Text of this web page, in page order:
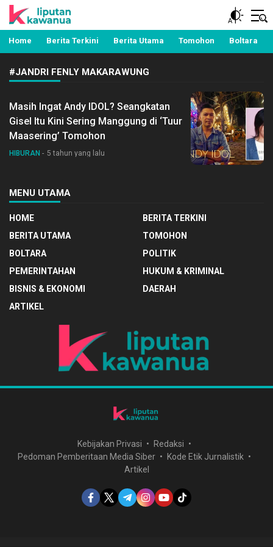
Liputan Kawanua
Berita Manado, Sulawesi Utara, Kawanua, Politik,
Pemerintahan, Hukum Kriminal dan Nasional
Home Berita Terkini Berita Utama Tomohon Boltara
#JANDRI FENLY MAKARAWUNG
Masih Ingat Andy IDOL? Seangkatan
Gisel Itu Kini Sering Manggung di ‘Tuur
Maasering’ Tomohon
HIBURAN 5 tahun yang lalu
MENU UTAMA
HOME
BERITA TERKINI
BERITA UTAMA
TOMOHON
BOLTARA
POLITIK
PEMERINTAHAN
HUKUM & KRIMINAL
BISNIS & EKONOMI
DAERAH
ARTIKEL
Kebijakan Privasi
Redaksi
Pedoman Pemberitaan Media Siber
Kode Etik Jurnalistik
Artikel